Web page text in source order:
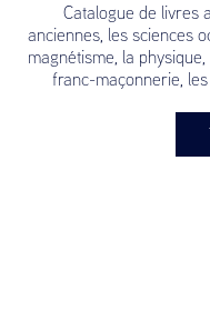
Catalogue de livres
anciennes, les sciences
magnétisme, la
franc-maçonnerie,